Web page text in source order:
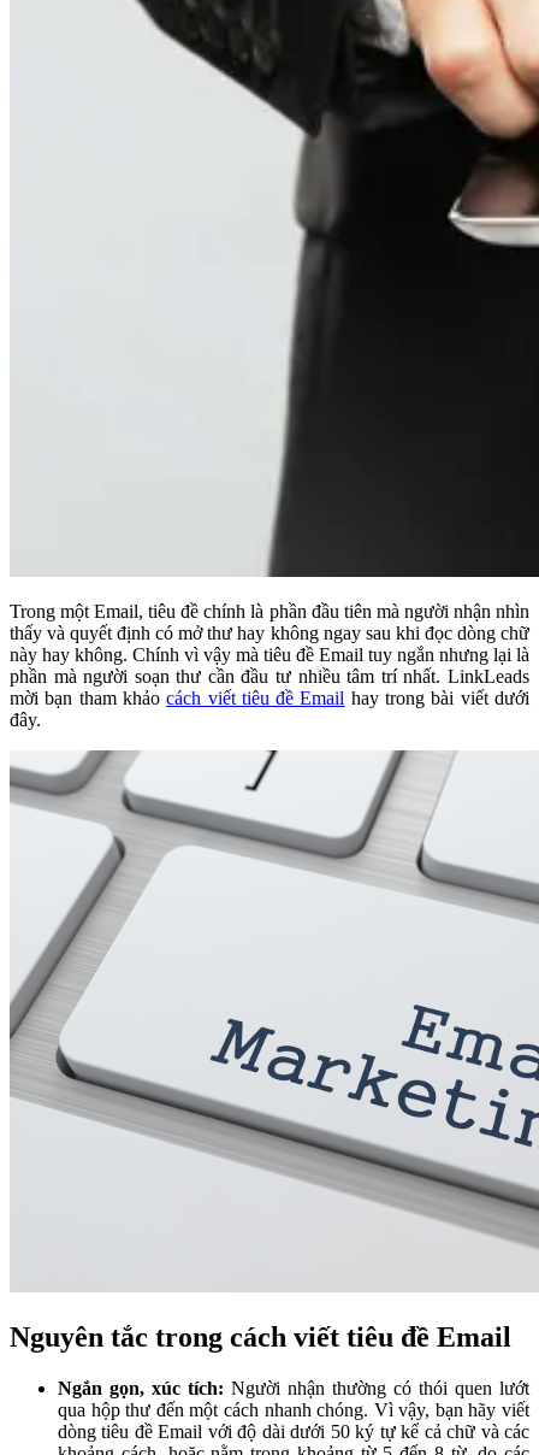
Trong một Email, tiêu đề chính là phần đầu tiên mà người nhận nhìn
thấy và quyết định có mở thư hay không ngay sau khi đọc dòng chữ
này hay không. Chính vì vậy mà tiêu đề Email tuy ngắn nhưng lại là
phần mà người soạn thư cần đầu tư nhiều tâm trí nhất. LinkLeads
mời bạn tham khảocách viết tiêu đề Email hay trong bài viết dưới
đây.
Nguyên tắc trong cách viết tiêu đề Email
Ngắn gọn, xúc tích: Người nhận thường có thói quen lướt
qua hộp thư đến một cách nhanh chóng. Vì vậy, bạn hãy viết
dòng tiêu đề Email với độ dài dưới 50 ký tự kể cả chữ và các